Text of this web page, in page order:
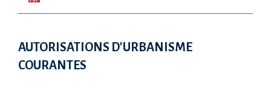
AUTORISATIONS D'URBANISME
COURANTES